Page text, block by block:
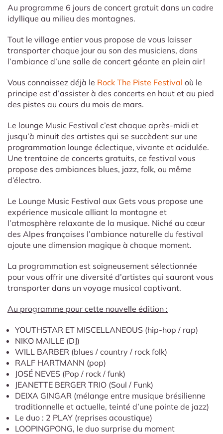
Au programme 6 jours de concert gratuit dans un cadre
idyllique au milieu des montagnes.
Tout le village entier vous propose de vous laisser
transporter chaque jour au son des musiciens, dans
l’ambiance d’une salle de concert géante en plein air !
Vous connaissez déjà le Rock The Piste Festival où le
principe est d’assister à des concerts en haut et au pied
des pistes au cours du mois de mars.
Le lounge Music Festival c’est chaque après-midi et
jusqu’à minuit des artistes qui se succèdent sur une
programmation lounge éclectique, vivante et acidulée.
Une trentaine de concerts gratuits, ce festival vous
propose des ambiances blues, jazz, folk, ou même
d’électro.
Le Lounge Music Festival aux Gets vous propose une
expérience musicale alliant la montagne et
l’atmosphère relaxante de la musique. Niché au cœur
des Alpes françaises l’ambiance naturelle du festival
ajoute une dimension magique à chaque moment.
La programmation est soigneusement sélectionnée
pour vous offrir une diversité d’artistes qui sauront vous
transporter dans un voyage musical captivant.
Au programme pour cette nouvelle édition :
YOUTHSTAR ET MISCELLANEOUS (hip-hop / rap)
NIKO MAILLE (DJ)
WILL BARBER (blues / country / rock folk)
RALF HARTMANN (pop)
JOSÉ NEVES (Pop / rock / funk)
JEANETTE BERGER TRIO (Soul / Funk)
DEIXA GINGAR (mélange entre musique brésilienne
traditionnelle et actuelle, teinté d’une pointe de jazz)
Le duo : 2 PLAY (reprises acoustique)
LOOPINGPONG, le duo surprise du moment